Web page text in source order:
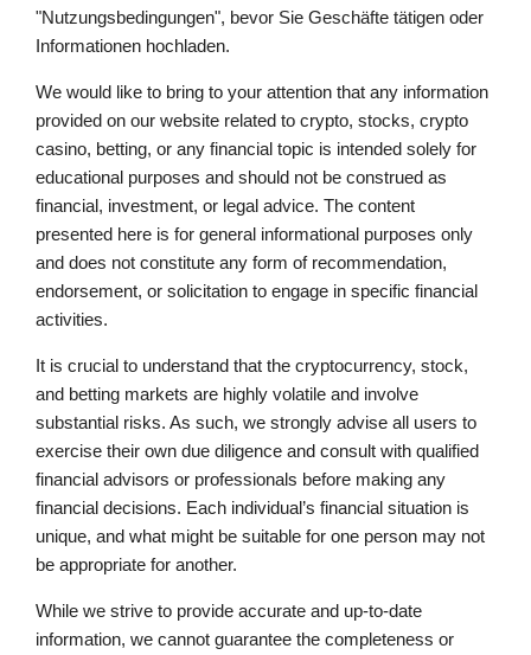
"Nutzungsbedingungen", bevor Sie Geschäfte tätigen oder
Informationen hochladen.
We would like to bring to your attention that any information
provided on our website related to crypto, stocks, crypto
casino, betting, or any financial topic is intended solely for
educational purposes and should not be construed as
financial, investment, or legal advice. The content
presented here is for general informational purposes only
and does not constitute any form of recommendation,
endorsement, or solicitation to engage in specific financial
activities.
It is crucial to understand that the cryptocurrency, stock,
and betting markets are highly volatile and involve
substantial risks. As such, we strongly advise all users to
exercise their own due diligence and consult with qualified
financial advisors or professionals before making any
financial decisions. Each individual’s financial situation is
unique, and what might be suitable for one person may not
be appropriate for another.
While we strive to provide accurate and up-to-date
information, we cannot guarantee the completeness or